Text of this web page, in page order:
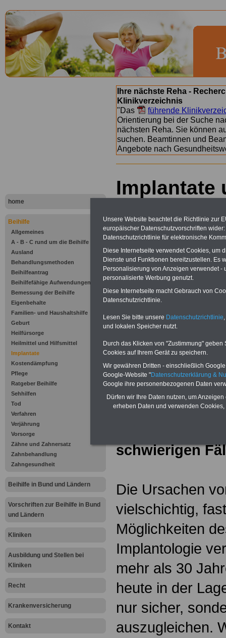
home
Beihilfe
Allgemeines
A - B - C rund um die Beihilfe
Ausland
Behandlungsmethoden
Beihilfeantrag
Beihilfefähige Aufwendungen
Bemessung der Beihilfe
Eigenbehalte
Familien- und Haushaltshilfe
Geburt
Heilfürsorge
Heilmittel und Hilfsmittel
Implantate
Kostendämpfung
Pflege
Ratgeber Beihilfe
Sehhilfen
Tod
Verfahren
Verjährung
Vorsorge
Zähne und Zahnersatz
Zahnbehandlung
Zahngesundheit
Beihilfe in Bund und Ländern
Vorschriften zur Beihilfe in Bund
und Ländern
Kliniken
Ausbildung und Stellen bei
Kliniken
Recht
Krankenversicherung
Kontakt
Ihre nächste Reha -
Klinikverzeichnis
"Das
führende
Orientierung bei der Suche
nächsten Reha. Sie können
suchen. Beamtinnen und
Angebote nach
Implantate
Neu aufgelegt im Juli 2025:
für 7,50 Euro zzgl. Versand
Zu Indikationen von A bis Z und
Implantate
schwierigen
Die Ursachen
vielschichtig,
Möglichkeiten
Implantologie
mehr als 30
heute in der
nur sicher,
auszugleichen.
Unsere Website beachtet die Richtlinie zur
europäischer Datenschutzvorschriften
Datenschutzrichtlinie für elektronische
Diese Internetseite verwendet Cookies, um
Dienste und Funktionen bereitzustellen. Es
Personalisierung von Anzeigen verwendet
personalisierte Werbung genutzt.
Diese Internetseite macht Gebrauch von
Datenschutzrichtlinie.
Lesen Sie bitte unsere Datenschutzrichtlinie
und lokalen Speicher nutzt.
Durch das Klicken von "Zustimmung"
Cookies auf Ihrem Gerät zu speichern.
Wir gewähren Dritten - einschließlich
Google-Website "Datenschutzerklärung &
Google ihre personenbezogenen Daten
Dürfen wir Ihre Daten nutzen, um
erheben Daten und verwenden